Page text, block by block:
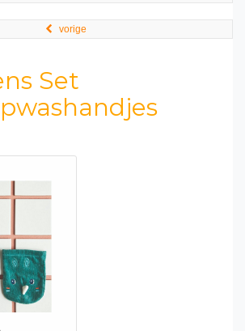
vorige
Set